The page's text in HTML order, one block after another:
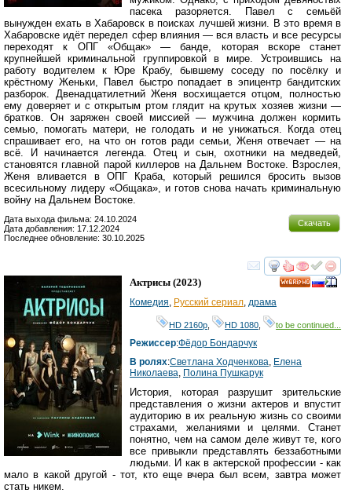
пасека разоряется. Павел с семьёй
вынужден ехать в Хабаровск в поисках лучшей жизни. В это время в
Хабаровске идёт передел сфер влияния — вся власть и все ресурсы
переходят к ОПГ «Общак» — банде, которая вскоре станет
крупнейшей криминальной группировкой в мире. Устроившись на
работу водителем к Юре Крабу, бывшему соседу по посёлку и
крёстному Женьки, Павел быстро попадает в эпицентр бандитских
разборок. Двенадцатилетний Женя восхищается отцом, полностью
ему доверяет и с открытым ртом глядит на крутых хозяев жизни —
братков. Он заряжен своей миссией — мужчина должен кормить
семью, помогать матери, не голодать и не унижаться. Когда отец
спрашивает его, на что он готов ради семьи, Женя отвечает — на
всё. И начинается легенда. Отец и сын, охотники на медведей,
становятся главной парой киллеров на Дальнем Востоке. Взрослея,
Женя вливается в ОПГ Краба, который решился бросить вызов
всесильному лидеру «Общака», и готов снова начать криминальную
войну на Дальнем Востоке.
Скачать
Дата выхода фильма: 24.10.2024
Дата добавления: 17.12.2024
Последнее обновление: 30.10.2025
смотреть
Актрисы (2023)
Комедия, Русский сериал, драма
HD 2160р HD 1080 to be continued...
Режиссер:Фёдор Бондарчук
В ролях:Светлана Ходченкова, Елена
Николаева, Полина Пушкарук
История, которая разрушит зрительские
представления о жизни актеров и впустит
аудиторию в их реальную жизнь со своими
страхами, желаниями и целями. Станет
понятно, чем на самом деле живут те, кого
все привыкли представлять беззаботными
людьми. И как в актерской профессии - как
мало в какой другой - тот, кто еще вчера был всем, завтра может
стать никем.